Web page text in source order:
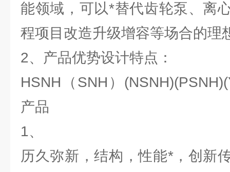
能领域，可以*替代齿轮泵、离
程项目改造升级增容等场合的理
2、产品优势设计特点：
HSNH（SNH）
产品
1、
历久弥新，结构，性能*，创新